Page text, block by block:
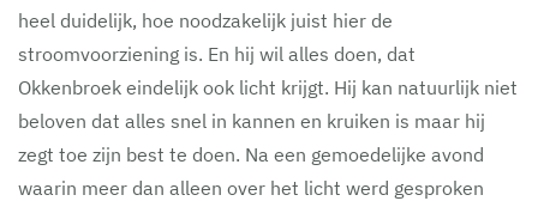
heel duidelijk, hoe noodzakelijk juist hier de
stroomvoorziening is. En hij wil alles doen, dat
Okkenbroek eindelijk ook licht krijgt. Hij kan natuurlijk niet
beloven dat alles snel in kannen en kruiken is maar hij
zegt toe zijn best te doen. Na een gemoedelijke avond
waarin meer dan alleen over het licht werd gesproken